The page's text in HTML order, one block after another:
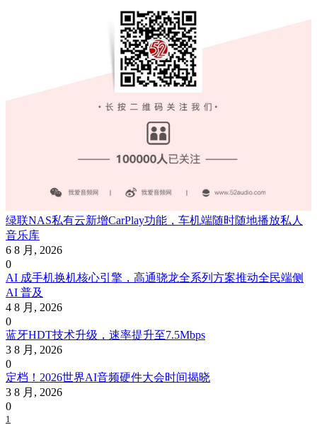
绿联NAS私有云新增CarPlay功能，车机端随时随地播放私人
音乐库
6 8 月, 2026
0
AI 成手机换机核心引擎，高通骁龙全系列方案推动全民端侧
AI 普及
4 8 月, 2026
0
蓝牙HDT技术升级，速率提升至7.5Mbps
3 8 月, 2026
0
定档！2026世界AI音频硬件大会时间揭晓
3 8 月, 2026
0
1